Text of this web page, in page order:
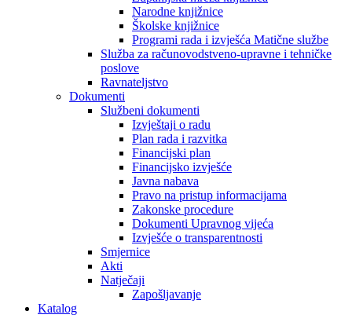
Narodne knjižnice
Školske knjižnice
Programi rada i izvješća Matične službe
Služba za računovodstveno-upravne i tehničke
poslove
Ravnateljstvo
Dokumenti
Službeni dokumenti
Izvještaji o radu
Plan rada i razvitka
Financijski plan
Financijsko izvješće
Javna nabava
Pravo na pristup informacijama
Zakonske procedure
Dokumenti Upravnog vijeća
Izvješće o transparentnosti
Smjernice
Akti
Natječaji
Zapošljavanje
Katalog